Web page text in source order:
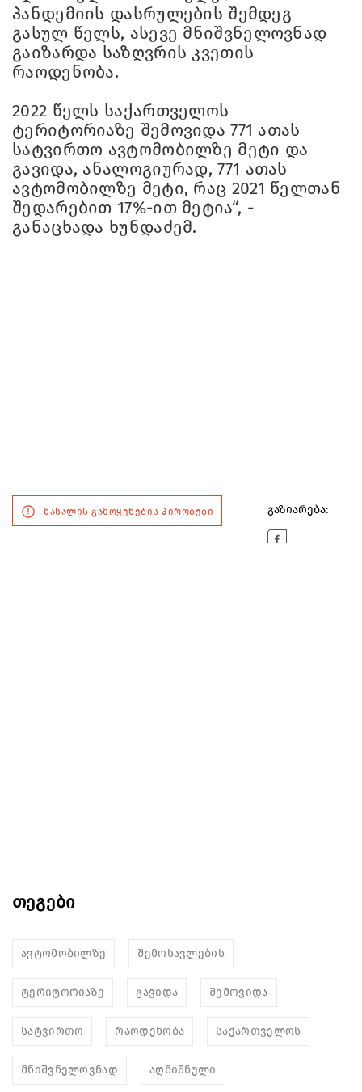
პანდემიის დასრულების შემდეგ
გასულ წელს, ასევე მნიშვნელოვნად
გაიზარდა საზღვრის კვეთის
რაოდენობა.
2022 წელს საქართველოს
ტერიტორიაზე შემოვიდა 771 ათას
სატვირთო ავტომობილზე მეტი და
გავიდა, ანალოგიურად, 771 ათას
ავტომობილზე მეტი, რაც 2021 წელთან
შედარებით 17%-ით მეტია“, -
განაცხადა ხუნდაძემ.
მასალის გამოყენების პირობები გაზიარება:
თეგები
ავტომობილზე შემოსავლების
ტერიტორიაზე გავიდა შემოვიდა
სატვირთო რაოდენობა საქართველოს
მნიშვნელოვნად აღნიშნული